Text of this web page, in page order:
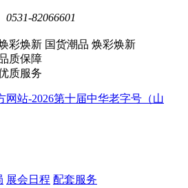
0531-82066601
国货潮品 焕彩焕新
质保障
质服务
展会日程 配套服务